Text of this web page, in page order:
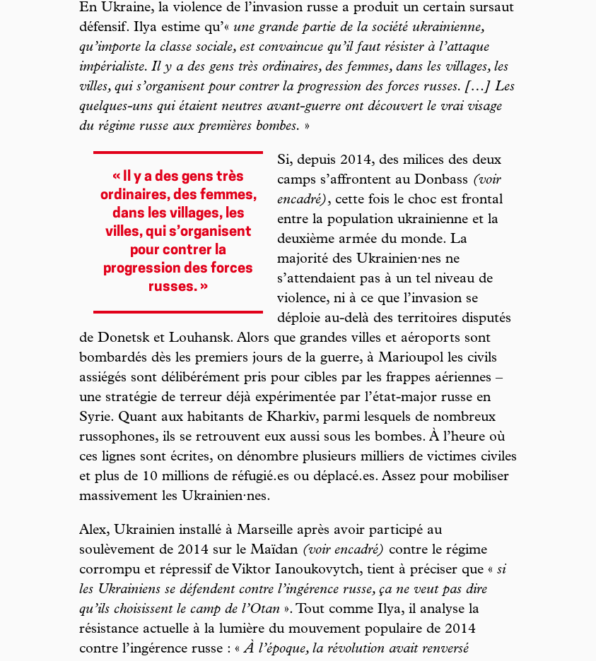
En Ukraine, la violence de l’invasion russe a produit un certain sursaut
défensif. Ilya estime qu’« une grande partie de la société ukrainienne,
qu’importe la classe sociale, est convaincue qu’il faut résister à l’attaque
impérialiste. Il y a des gens très ordinaires, des femmes, dans les villages, les
villes, qui s’organisent pour contrer la progression des forces russes. […] Les
quelques-uns qui étaient neutres avant-guerre ont découvert le vrai visage
du régime russe aux premières bombes. »
« Il y a des gens très
ordinaires, des femmes,
dans les villages, les
villes, qui s’organisent
pour contrer la
progression des forces
russes. »
Si, depuis 2014, des milices des deux
camps s’affrontent au Donbass (voir
encadré), cette fois le choc est frontal
entre la population ukrainienne et la
deuxième armée du monde. La
majorité des Ukrainien·nes ne
s’attendaient pas à un tel niveau de
violence, ni à ce que l’invasion se
déploie au-delà des territoires disputés
de Donetsk et Louhansk. Alors que grandes villes et aéroports sont
bombardés dès les premiers jours de la guerre, à Marioupol les civils
assiégés sont délibérément pris pour cibles par les frappes aériennes –
une stratégie de terreur déjà expérimentée par l’état-major russe en
Syrie. Quant aux habitants de Kharkiv, parmi lesquels de nombreux
russophones, ils se retrouvent eux aussi sous les bombes. À l’heure où
ces lignes sont écrites, on dénombre plusieurs milliers de victimes civiles
et plus de 10 millions de réfugié.es ou déplacé.es. Assez pour mobiliser
massivement les Ukrainien·nes.
Alex, Ukrainien installé à Marseille après avoir participé au
soulèvement de 2014 sur le Maïdan (voir encadré) contre le régime
corrompu et répressif de Viktor Ianoukovytch, tient à préciser que « si
les Ukrainiens se défendent contre l’ingérence russe, ça ne veut pas dire
qu’ils choisissent le camp de l’Otan ». Tout comme Ilya, il analyse la
résistance actuelle à la lumière du mouvement populaire de 2014
contre l’ingérence russe : «À l’époque, la révolution avait renversé